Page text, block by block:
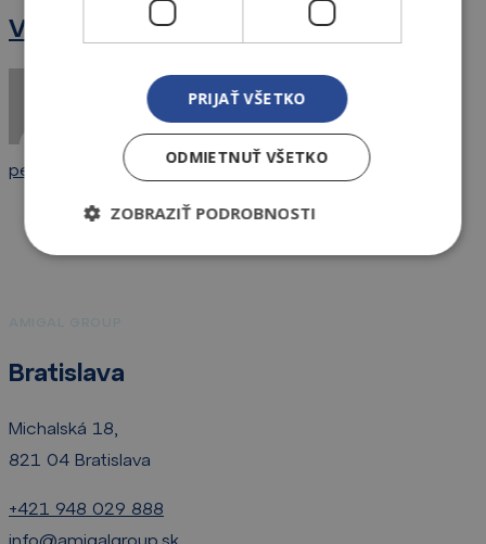
Vajnorská 137
peter 22. May 2025
Bratislava
Michalská 18,
821 04 Bratislava
+421 948 029 888
info@amigalgroup.sk
PRIJAŤ VŠETKO
ODMIETNUŤ VŠETKO
ZOBRAZIŤ PODROBNOSTI